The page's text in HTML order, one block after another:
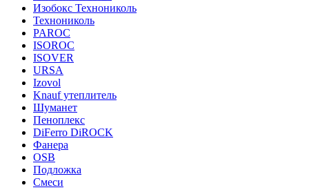
Изобокс Технониколь
Технониколь
PAROC
ISOROC
ISOVER
URSA
Izovol
Knauf утеплитель
Шуманет
Пеноплекс
DiFerro DiROCK
Фанера
OSB
Подложка
Смеси